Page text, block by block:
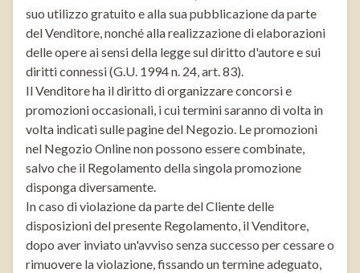
suo utilizzo gratuito e alla sua pubblicazione da parte
del Venditore, nonché alla realizzazione di elaborazioni
delle opere ai sensi della legge sul diritto d'autore e sui
diritti connessi (G.U. 1994 n. 24, art. 83).
Il Venditore ha il diritto di organizzare concorsi e
promozioni occasionali, i cui termini saranno di volta in
volta indicati sulle pagine del Negozio. Le promozioni
nel Negozio Online non possono essere combinate,
salvo che il Regolamento della singola promozione
disponga diversamente.
In caso di violazione da parte del Cliente delle
disposizioni del presente Regolamento, il Venditore,
dopo aver inviato un'avviso senza successo per cessare o
rimuovere la violazione, fissando un termine adeguato,